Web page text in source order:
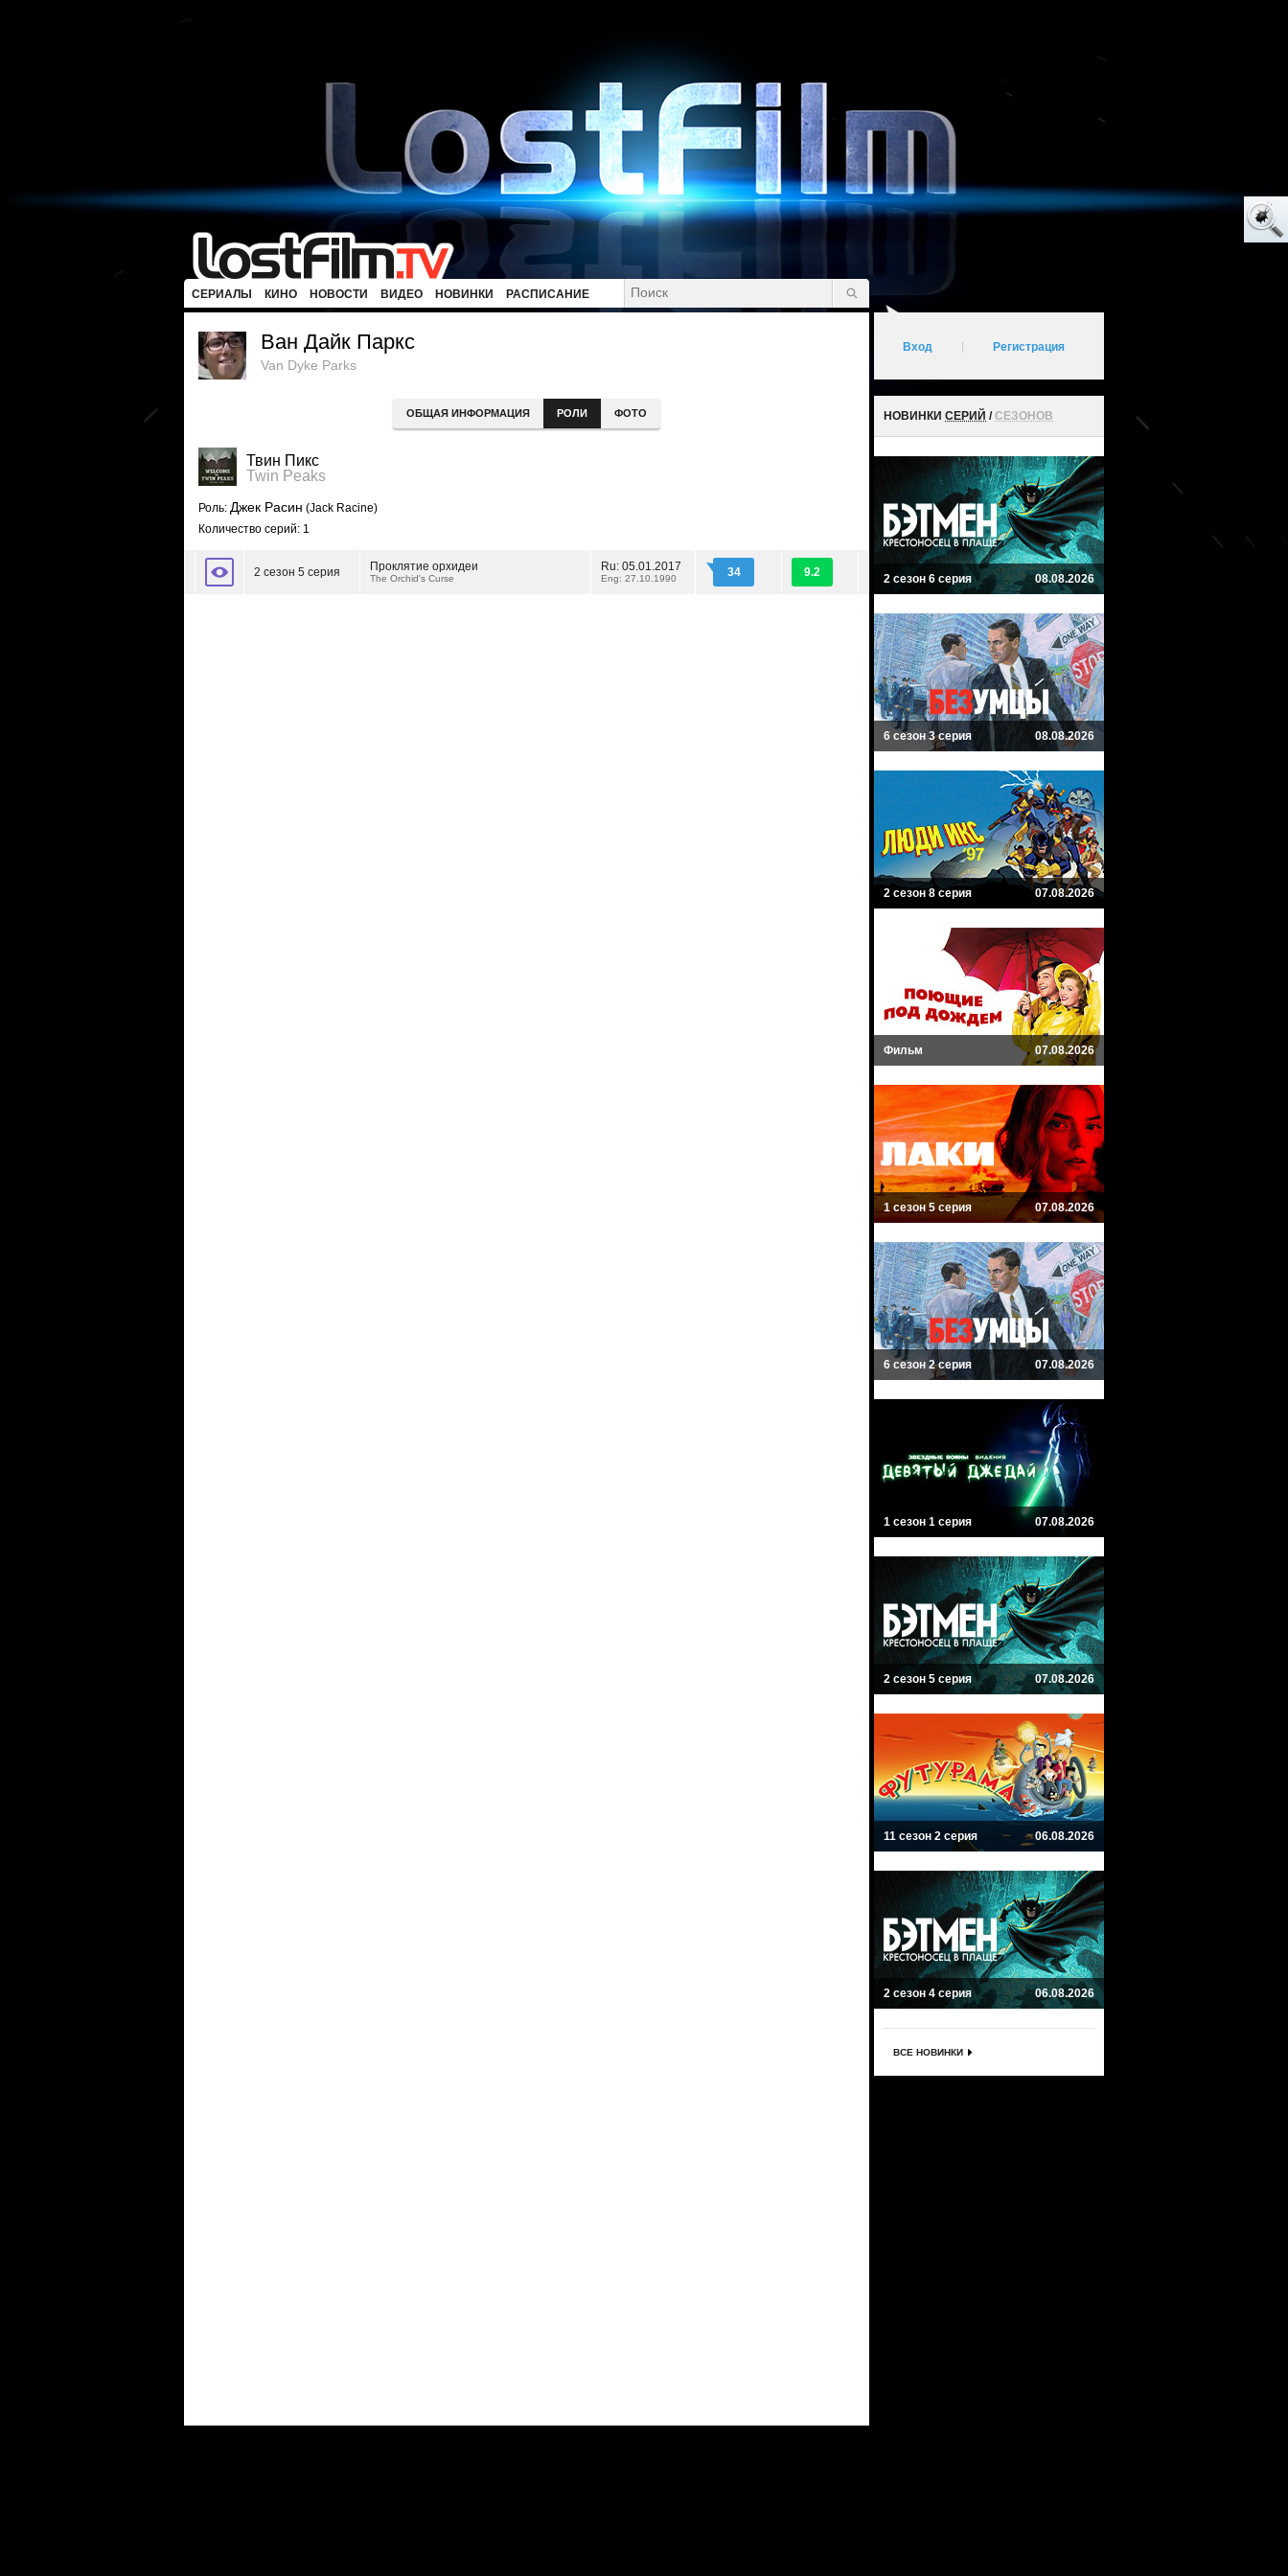
СЕРИАЛЫ КИНО НОВОСТИ ВИДЕО НОВИНКИ РАСПИСАНИЕ
Ван Дайк Паркс
Van Dyke Parks
ОБЩАЯ ИНФОРМАЦИЯ РОЛИ ФОТО
Твин Пикс
Twin Peaks
Роль: Джек Расин (Jack Racine)
Количество серий: 1
2 сезон 5 серия Проклятие орхидеи
The Orchid's Curse
Ru: 05.01.2017
Eng: 27.10.1990 34 9.2
Вход Регистрация
НОВИНКИ СЕРИЙ /СЕЗОНОВ
2 сезон 6 серия 08.08.2026
6 сезон 3 серия 08.08.2026
2 сезон 8 серия 07.08.2026
Фильм 07.08.2026
1 сезон 5 серия 07.08.2026
6 сезон 2 серия 07.08.2026
1 сезон 1 серия 07.08.2026
2 сезон 5 серия 07.08.2026
11 сезон 2 серия 06.08.2026
2 сезон 4 серия 06.08.2026
ВСЕ НОВИНКИ